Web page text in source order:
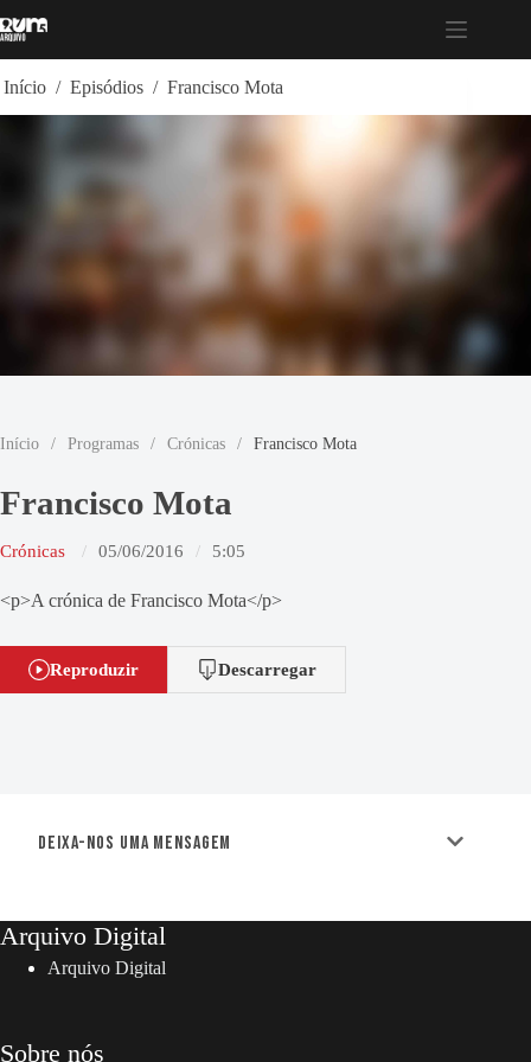
para
Início / Episódios / Francisco Mota
Início / Programas / Crónicas / Francisco Mota
Francisco Mota
Crónicas 05/06/2016 5:05
<p>A crónica de Francisco Mota</p>
Reproduzir Descarregar
Deixa-nos uma mensagem
Arquivo Digital
Arquivo Digital
Sobre nós